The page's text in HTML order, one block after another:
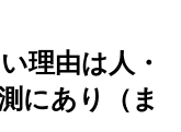
理由は人・
にあり（ま